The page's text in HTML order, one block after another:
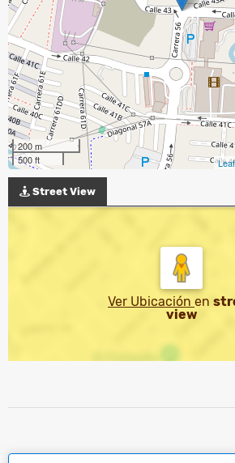
200 m
500 ft
Street View
Ver Ubicación en
view